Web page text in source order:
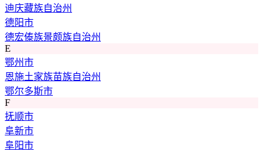
迪庆藏族自治州
德阳市
德宏傣族景颇族自治州
E
鄂州市
恩施土家族苗族自治州
鄂尔多斯市
F
抚顺市
阜新市
阜阳市